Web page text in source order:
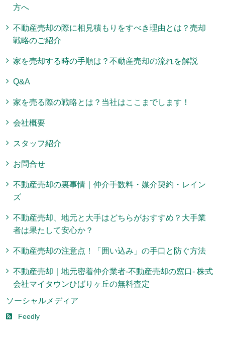
方へ
不動産売却の際に相見積もりをすべき理由とは？売却
戦略のご紹介
家を売却する時の手順は？不動産売却の流れを解説
Q&A
家を売る際の戦略とは？当社はここまでします！
会社概要
スタッフ紹介
お問合せ
不動産売却の裏事情｜仲介手数料・媒介契約・レイン
ズ
不動産売却、地元と大手はどちらがおすすめ？大手業
者は果たして安心か？
不動産売却の注意点！「囲い込み」の手口と防ぐ方法
不動産売却｜地元密着仲介業者-不動産売却の窓口- 株式
会社マイタウンひばりヶ丘の無料査定
ソーシャルメディア
Feedly